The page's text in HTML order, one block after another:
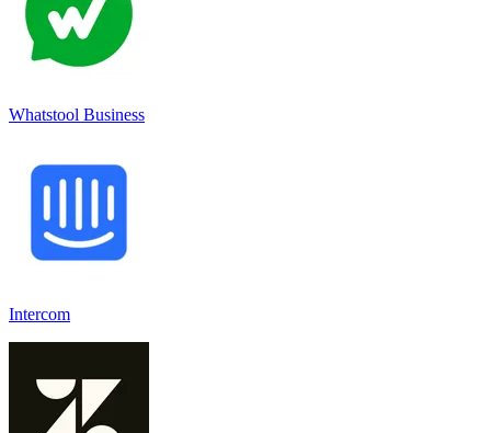
Whatstool Business
Intercom